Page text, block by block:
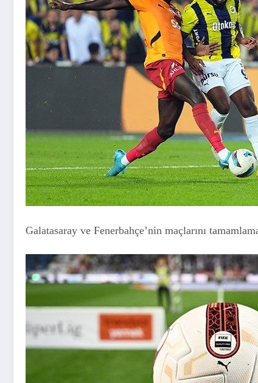
Galatasaray ve Fenerbahçe’nin maçlarını